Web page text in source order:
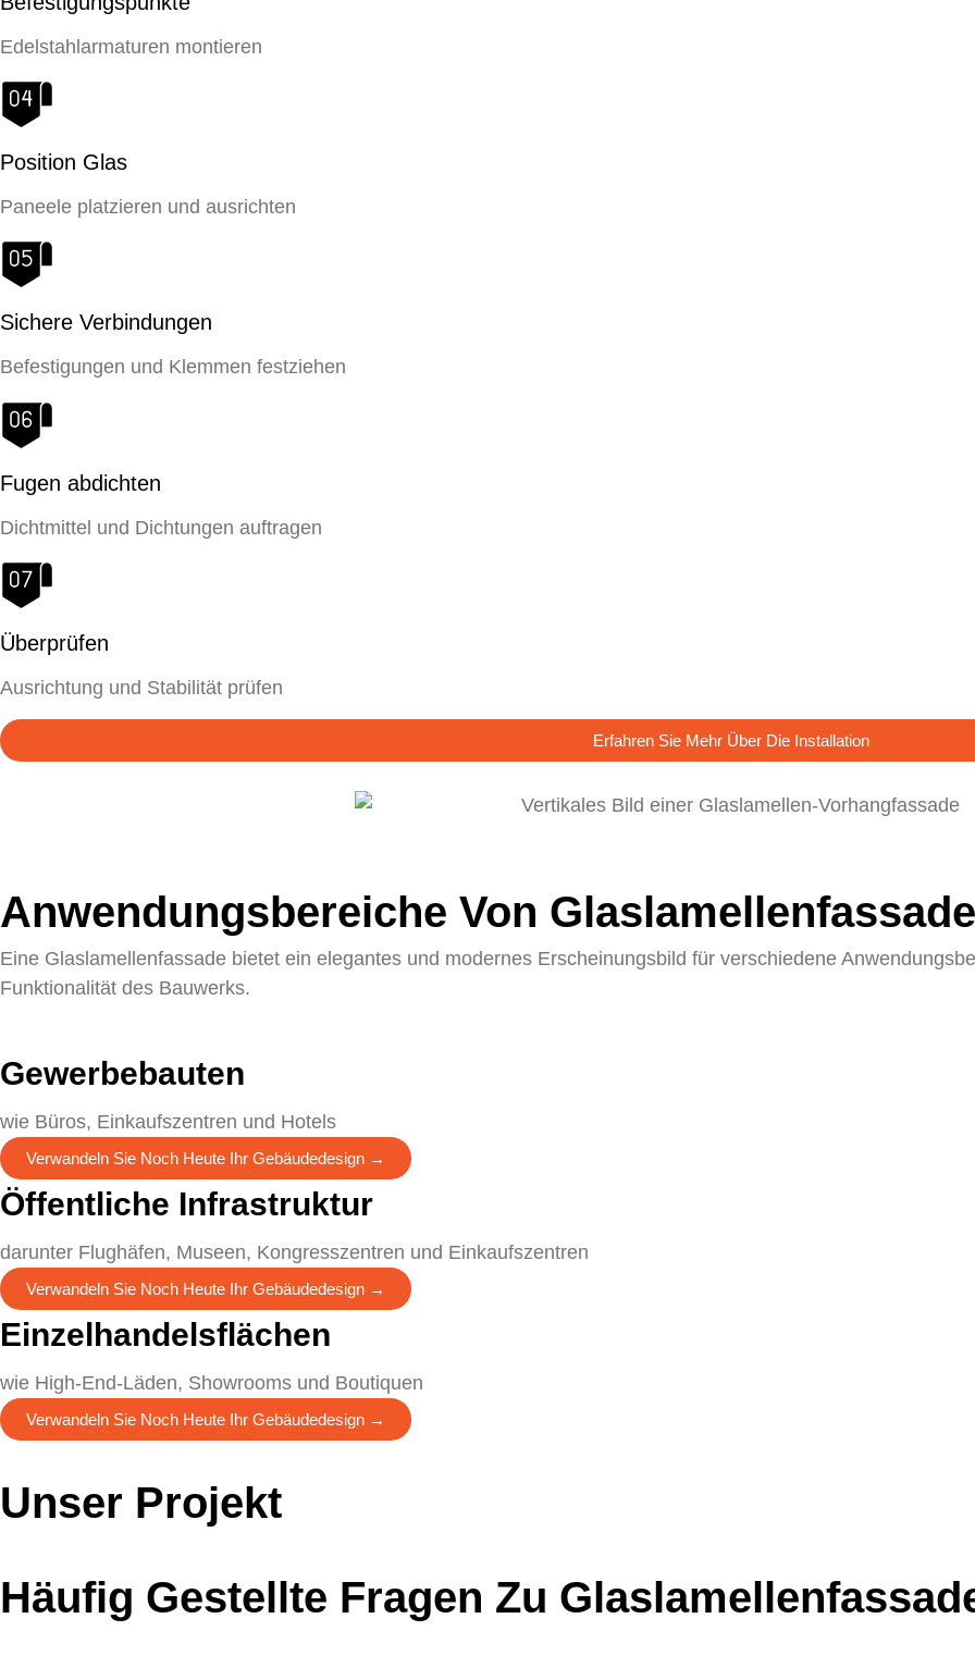
Edelstahlarmaturen montieren
Position Glas
Paneele platzieren und ausrichten
Sichere Verbindungen
Befestigungen und Klemmen festziehen
Fugen abdichten
Dichtmittel und Dichtungen auftragen
Überprüfen
Ausrichtung und Stabilität prüfen
Erfahren Sie Mehr Über Die Installation
Anwendungsbereiche Von
Eine Glaslamellenfassade bietet ein elegantes und modernes Erscheinungsbild für verschiedene
Funktionalität des Bauwerks.
Gewerbebauten
wie Büros, Einkaufszentren und Hotels
Verwandeln Sie Noch Heute Ihr Gebäudedesign →
Öffentliche Infrastruktur
darunter Flughäfen, Museen, Kongresszentren und Einkaufszentren
Verwandeln Sie Noch Heute Ihr Gebäudedesign →
Einzelhandelsflächen
wie High-End-Läden, Showrooms und Boutiquen
Verwandeln Sie Noch Heute Ihr Gebäudedesign →
Unser Projekt
Häufig Gestellte Fragen Zu